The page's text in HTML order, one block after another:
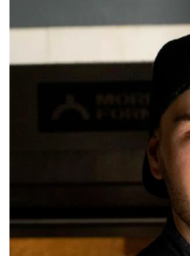
SPETTACOLI
L'EDITORIALE
SEZIONI